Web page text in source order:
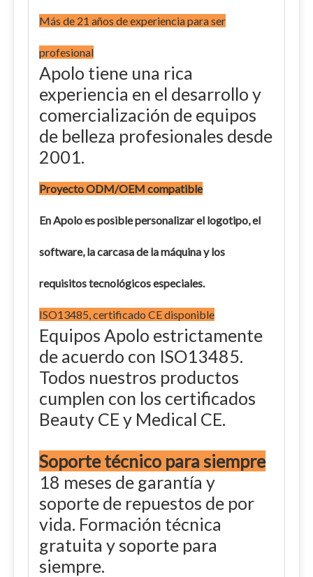
Más de 21 años de experiencia para ser
profesional
Apolo tiene una rica
experiencia en el desarrollo y
comercialización de equipos
de belleza profesionales desde
2001.
Proyecto ODM/OEM compatible
En Apolo es posible personalizar el logotipo, el
software, la carcasa de la máquina y los
requisitos tecnológicos especiales.
ISO13485, certificado CE disponible
Equipos Apolo estrictamente
de acuerdo con ISO13485.
Todos nuestros productos
cumplen con los certificados
Beauty CE y Medical CE.
Soporte técnico para siempre
18 meses de garantía y
soporte de repuestos de por
vida. Formación técnica
gratuita y soporte para
siempre.